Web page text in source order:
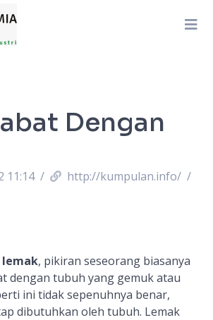
Dengan
11:14 / http://kumpulan.info/ /
lemak, pikiran seseorang biasanya
dengan tubuh yang gemuk atau
ini tidak sepenuhnya benar,
dibutuhkan oleh tubuh. Lemak